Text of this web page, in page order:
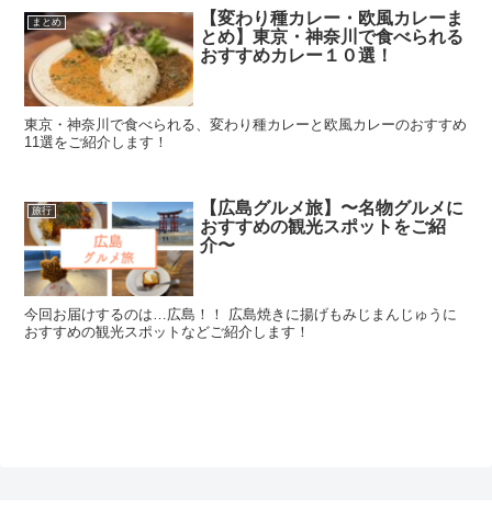
まとめ
【変わり種カレー・欧風カレーま
とめ】東京・神奈川で食べられる
おすすめカレー１０選！
東京・神奈川で食べられる、変わり種カレーと欧風カレーのおすすめ
11選をご紹介します！
旅行
【広島グルメ旅】〜名物グルメに
おすすめの観光スポットをご紹
介〜
今回お届けするのは…広島！！ 広島焼きに揚げもみじまんじゅうに
おすすめの観光スポットなどご紹介します！